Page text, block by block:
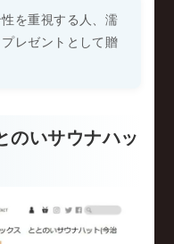
を重視する人、濡
レゼントとして贈
のいサウナハッ